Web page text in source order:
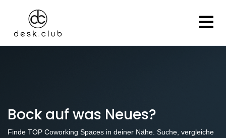
Bock auf was Neues?
Finde TOP Coworking Spaces in deiner Nähe. Suche, vergleiche